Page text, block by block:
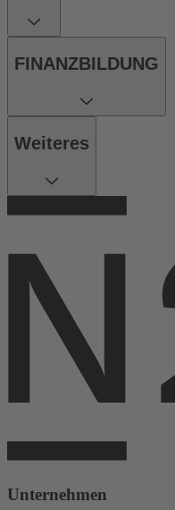
FINANZBILDUNG
Weiteres
Unternehmen